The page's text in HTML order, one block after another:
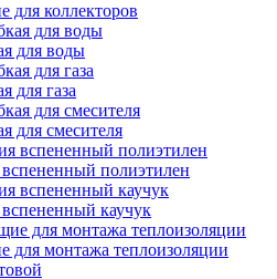
коллекторов
для воды
для газа
для смесителя
полиэтилен
каучук
для монтажа теплоизоляции